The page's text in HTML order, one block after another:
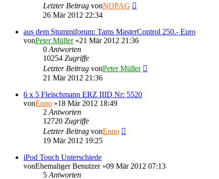
Letzter Beitrag vonNOPAG
26 Mär 2012 22:34
aus dem Stummiforum: Tams MasterControl 250.- Euro
vonPeter Müller»21 Mär 2012 21:36
0 Antworten
10254 Zugriffe
Letzter Beitrag vonPeter Müller
21 Mär 2012 21:36
6 x 5 Fleischmann ERZ IIID Nr: 5520
vonEnno »18 Mär 2012 18:49
2 Antworten
12720 Zugriffe
Letzter Beitrag vonEnno
19 Mär 2012 19:25
iPod Touch Unterschiede
vonEhemaliger Benutzer»09 Mär 2012 07:13
5 Antworten